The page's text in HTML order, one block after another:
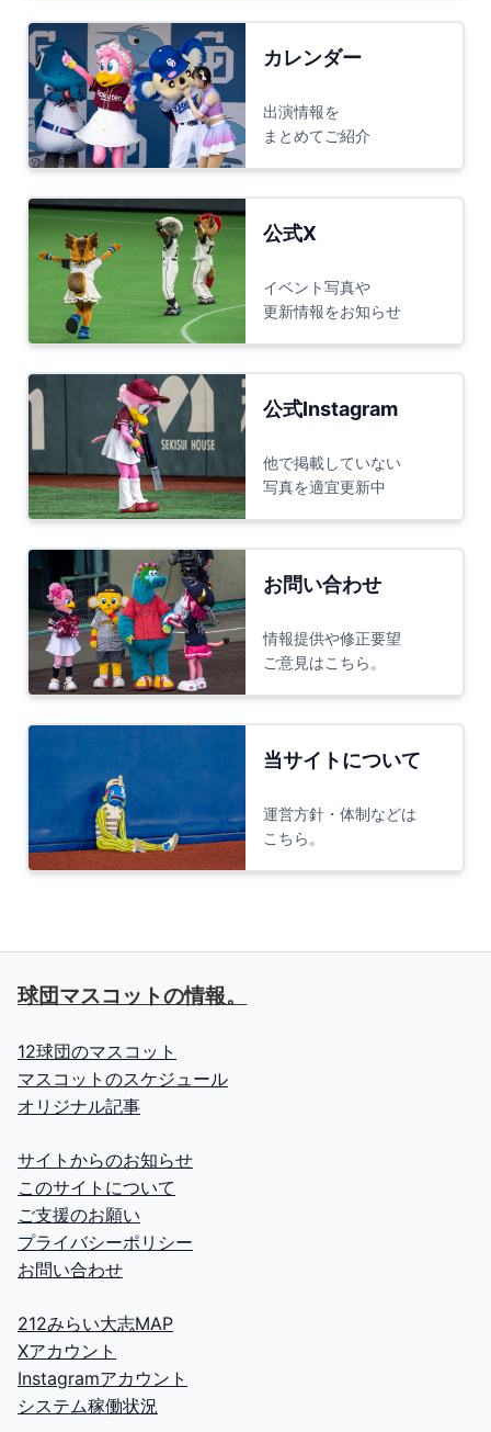
カレンダー
出演情報を
まとめてご紹介
公式X
イベント写真や
更新情報をお知らせ
公式Instagram
他で掲載していない
写真を適宜更新中
お問い合わせ
情報提供や修正要望
ご意見はこちら。
当サイトについて
運営方針・体制などは
こちら。
球団マスコットの情報。
12球団のマスコット
マスコットのスケジュール
オリジナル記事
サイトからのお知らせ
このサイトについて
ご支援のお願い
プライバシーポリシー
お問い合わせ
212みらい大志MAP
Xアカウント
Instagramアカウント
システム稼働状況